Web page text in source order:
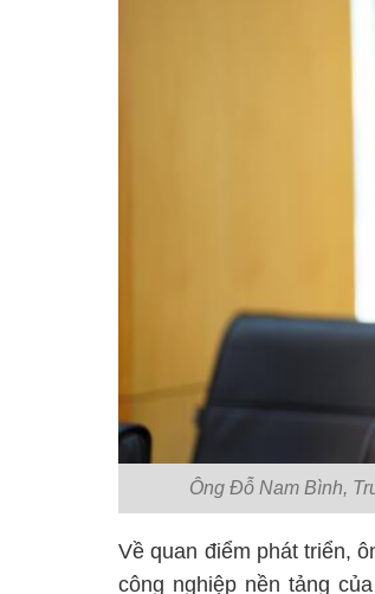
Ông Đỗ Nam Bình,
Về quan điểm phát triển,
công nghiệp nền tảng